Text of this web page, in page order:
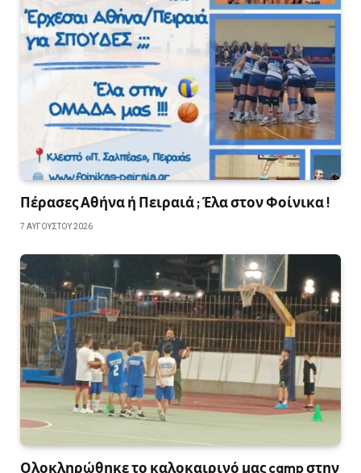
Πέρασες Αθήνα ή Πειραιά ; Έλα στον Φοίνικα !
7 ΑΥΓΟΎΣΤΟΥ 2026
Ολοκληρώθηκε το καλοκαιρινό μας camp στην